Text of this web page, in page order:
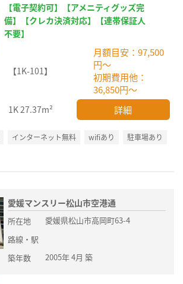
【電子契約可】【アメニティグッズ完
備】【クレカ決済対応】【連帯保証人
不要】
【1K-101】
月額目安：97,500
円～
初期費用他：
36,850円～
1K27.37m² 詳細
インターネット無料 wifiあり 駐車場あり
愛媛マンスリー松山市空港通
所在地
愛媛県松山市高岡町63-4
路線・駅
築年数
2005年 4月 築